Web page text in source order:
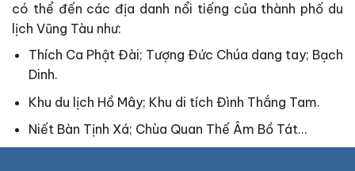
có thể đến các địa danh nổi tiếng của thành phố du
lịch Vũng Tàu như:
Thích Ca Phật Đài; Tượng Đức Chúa dang tay; Bạch
Dinh.
Khu du lịch Hồ Mây; Khu di tích Đình Thắng Tam.
Niết Bàn Tịnh Xá; Chùa Quan Thế Âm Bồ Tát…